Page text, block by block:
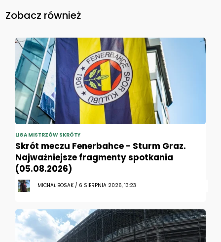
Zobacz również
LIGA MISTRZÓW SKRÓTY
Skrót meczu Fenerbahce - Sturm Graz.
Najważniejsze fragmenty spotkania
(05.08.2026)
MICHAŁ BOSAK / 6 SIERPNIA 2026, 13:23